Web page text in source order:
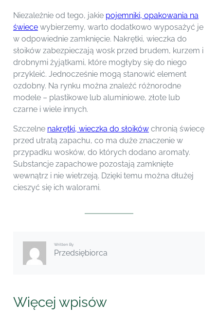
Niezależnie od tego, jakie pojemniki, opakowania na
świece wybierzemy, warto dodatkowo wyposażyć je
w odpowiednie zamknięcie. Nakrętki, wieczka do
słoików zabezpieczają wosk przed brudem, kurzem i
drobnymi żyjątkami, które mogłyby się do niego
przykleić. Jednocześnie mogą stanowić element
ozdobny. Na rynku można znaleźć różnorodne
modele – plastikowe lub aluminiowe, złote lub
czarne i wiele innych.
Szczelne nakrętki, wieczka do słoików chronią świecę
przed utratą zapachu, co ma duże znaczenie w
przypadku wosków, do których dodano aromaty.
Substancje zapachowe pozostają zamknięte
wewnątrz i nie wietrzeją. Dzięki temu można dłużej
cieszyć się ich walorami.
Written By
Przedsiębiorca
Więcej wpisów